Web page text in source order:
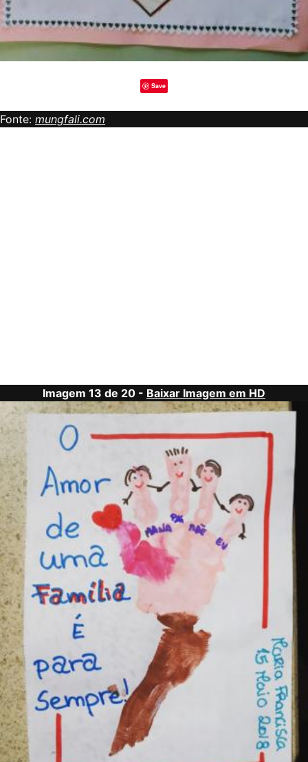
Save
Fonte: mungfali.com
Imagem 13 de 20 - Baixar Imagem em HD